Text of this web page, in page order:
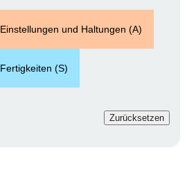
Einstellungen und Haltungen (A)
Fertigkeiten (S)
Zurücksetzen